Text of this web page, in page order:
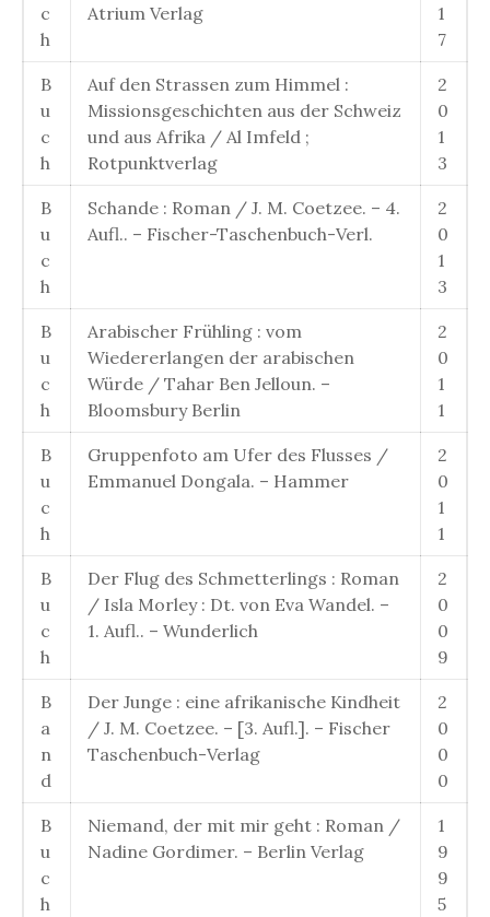
c
h
Atrium Verlag
1
7
B
u
c
h
Auf den Strassen zum Himmel :
Missionsgeschichten aus der Schweiz
und aus Afrika / Al Imfeld ;
Rotpunktverlag
2
0
1
3
B
u
c
h
Schande : Roman / J. M. Coetzee. – 4.
Aufl.. – Fischer-Taschenbuch-Verl.
2
0
1
3
B
u
c
h
Arabischer Frühling : vom
Wiedererlangen der arabischen
Würde / Tahar Ben Jelloun. –
Bloomsbury Berlin
2
0
1
1
B
u
c
h
Gruppenfoto am Ufer des Flusses /
Emmanuel Dongala. – Hammer
2
0
1
1
B
u
c
h
Der Flug des Schmetterlings : Roman
/ Isla Morley : Dt. von Eva Wandel. –
1. Aufl.. – Wunderlich
2
0
0
9
B
a
n
d
Der Junge : eine afrikanische Kindheit
/ J. M. Coetzee. – [3. Aufl.]. – Fischer
Taschenbuch-Verlag
2
0
0
0
B
u
c
h
Niemand, der mit mir geht : Roman /
Nadine Gordimer. – Berlin Verlag
1
9
9
5